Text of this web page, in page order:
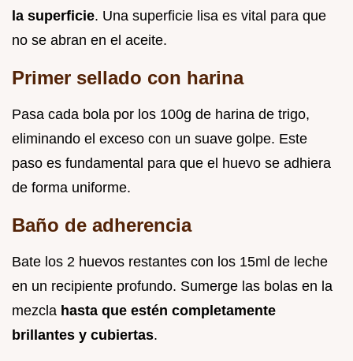
la superficie. Una superficie lisa es vital para que
no se abran en el aceite.
Primer sellado con harina
Pasa cada bola por los 100g de harina de trigo,
eliminando el exceso con un suave golpe. Este
paso es fundamental para que el huevo se adhiera
de forma uniforme.
Baño de adherencia
Bate los 2 huevos restantes con los 15ml de leche
en un recipiente profundo. Sumerge las bolas en la
mezcla hasta que estén completamente
brillantes y cubiertas.